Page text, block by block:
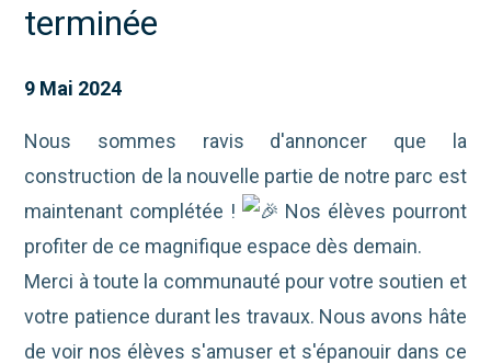
terminée
9 Mai 2024
Nous sommes ravis d'annoncer que la
construction de la nouvelle partie de notre parc est
maintenant complétée !
Nos élèves pourront
profiter de ce magnifique espace dès demain.
Merci à toute la communauté pour votre soutien et
votre patience durant les travaux. Nous avons hâte
de voir nos élèves s'amuser et s'épanouir dans ce